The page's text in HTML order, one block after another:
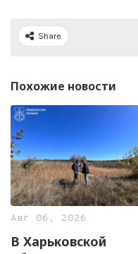
Share
Похожие новости
Авг 06, 2026
В Харьковской